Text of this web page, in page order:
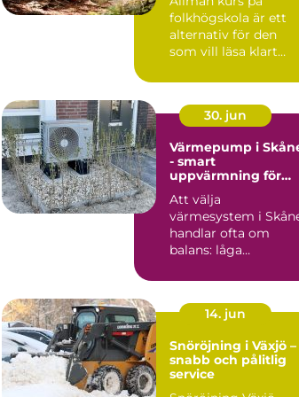
folkhögskola är ett
alternativ för den
som vill läsa klart
behörighet t...
30. jun
Värmepump i
- smart
uppvärmning för
Att välja
värmesystem i
handlar ofta om
balans: låga
14. jun
Snöröjning i Växjö –
snabb och pålitlig
service